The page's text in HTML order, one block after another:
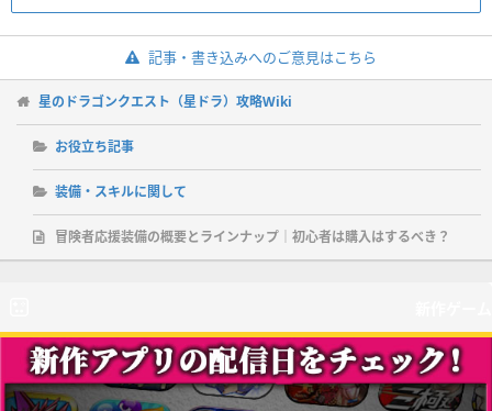
記事・書き込みへのご意見はこちら
星のドラゴンクエスト（星ドラ）攻略Wiki
お役立ち記事
装備・スキルに関して
冒険者応援装備の概要とラインナップ｜初心者は購入はするべき？